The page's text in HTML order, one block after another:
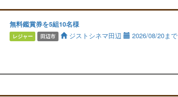
無料鑑賞券を5組10名様
レジャー 田辺市 ジストシネマ田辺 2026/08/20まで